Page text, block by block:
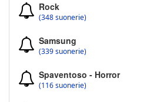
Rock
(348 suonerie)
Samsung
(339 suonerie)
Spaventoso - Horror
(116 suonerie)